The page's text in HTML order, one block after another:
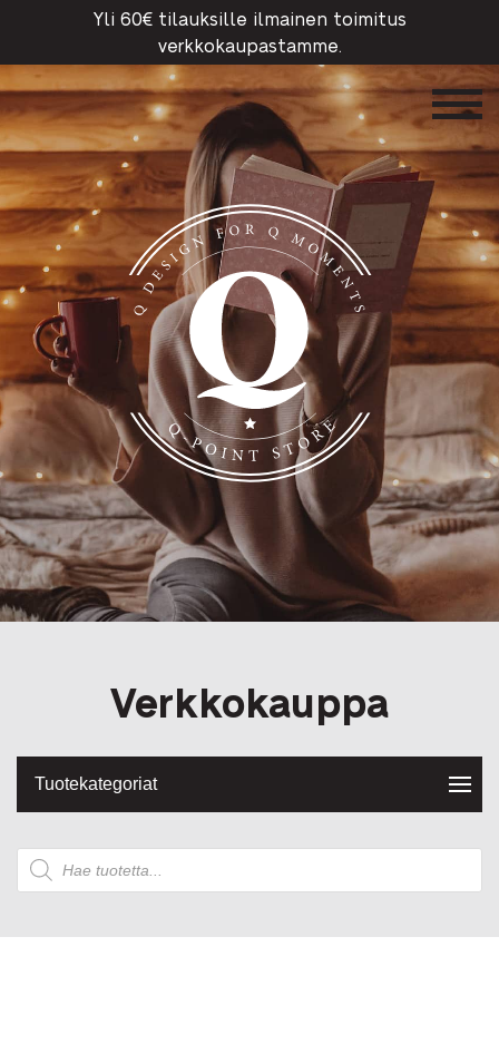
Yli 60€ tilauksille ilmainen toimitus
verkkokaupastamme.
Q-Point
Verkkokauppa
Tuotekategoriat
Products
search